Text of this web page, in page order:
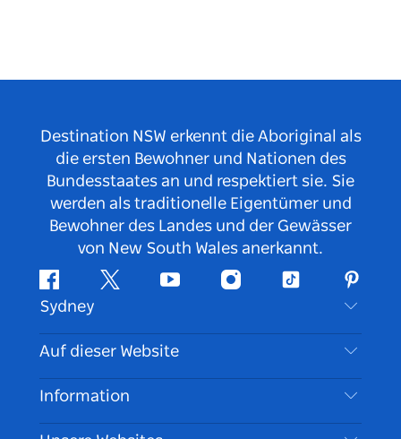
Destination NSW erkennt die Aboriginal als
die ersten Bewohner und Nationen des
Bundesstaates an und respektiert sie. Sie
werden als traditionelle Eigentümer und
Bewohner des Landes und der Gewässer
von New South Wales anerkannt.
FacebookTwitter YouTubeInstagramTikTok
Sydney
Kontaktieren Sie uns
Haftungsausschluss
Auf dieser Website
Reiseziele
Aktivitäten
Information
Reiseinformationen